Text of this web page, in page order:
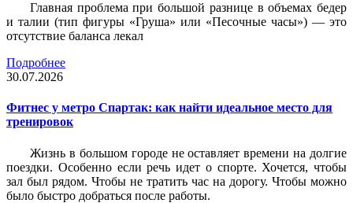
Главная проблема при большой разнице в объемах бедер
и талии (тип фигуры «Груша» или «Песочные часы») — это
отсутствие баланса лекал
Подробнее
30.07.2026
Фитнес у метро Спартак: как найти идеальное место для
тренировок
Жизнь в большом городе не оставляет времени на долгие
поездки. Особенно если речь идет о спорте. Хочется, чтобы
зал был рядом. Чтобы не тратить час на дорогу. Чтобы можно
было быстро добраться после работы.